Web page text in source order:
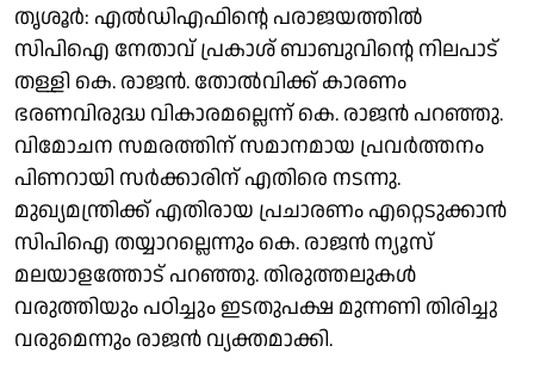
തൃശൂർ: എൽഡിഎഫിൻ്റെ പരാജയത്തിൽ
സിപിഐ നേതാവ് പ്രകാശ് ബാബുവിൻ്റെ നിലപാട്
തള്ളി കെ. രാജൻ. തോൽവിക്ക് കാരണം
ഭരണവിരുദ്ധ വികാരമല്ലെന്ന് കെ. രാജൻ പറഞ്ഞു.
വിമോചന സമരത്തിന് സമാനമായ പ്രവർത്തനം
പിണറായി സർക്കാരിന് എതിരെ നടന്നു.
മുഖ്യമന്ത്രിക്ക് എതിരായ പ്രചാരണം എറ്റെടുക്കാൻ
സിപിഐ തയ്യാറല്ലെന്നും കെ. രാജൻ ന്യൂസ്
മലയാളത്തോട് പറഞ്ഞു. തിരുത്തലുകൾ
വരുത്തിയും പഠിച്ചും ഇടതുപക്ഷ മുന്നണി തിരിച്ചു
വരുമെന്നും രാജൻ വ്യക്തമാക്കി.